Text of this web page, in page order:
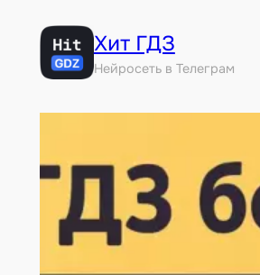
содержимому
Хит ГДЗ
Нейросеть в Телеграм